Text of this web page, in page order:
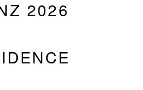
2026